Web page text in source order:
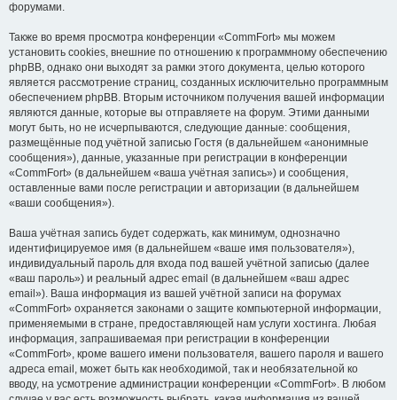
форумами.
Также во время просмотра конференции «CommFort» мы можем
установить cookies, внешние по отношению к программному обеспечению
phpBB, однако они выходят за рамки этого документа, целью которого
является рассмотрение страниц, созданных исключительно программным
обеспечением phpBB. Вторым источником получения вашей информации
являются данные, которые вы отправляете на форум. Этими данными
могут быть, но не исчерпываются, следующие данные: сообщения,
размещённые под учётной записью Гостя (в дальнейшем «анонимные
сообщения»), данные, указанные при регистрации в конференции
«CommFort» (в дальнейшем «ваша учётная запись») и сообщения,
оставленные вами после регистрации и авторизации (в дальнейшем
«ваши сообщения»).
Ваша учётная запись будет содержать, как минимум, однозначно
идентифицируемое имя (в дальнейшем «ваше имя пользователя»),
индивидуальный пароль для входа под вашей учётной записью (далее
«ваш пароль») и реальный адрес email (в дальнейшем «ваш адрес
email»). Ваша информация из вашей учётной записи на форумах
«CommFort» охраняется законами о защите компьютерной информации,
применяемыми в стране, предоставляющей нам услуги хостинга. Любая
информация, запрашиваемая при регистрации в конференции
«CommFort», кроме вашего имени пользователя, вашего пароля и вашего
адреса email, может быть как необходимой, так и необязательной ко
вводу, на усмотрение администрации конференции «CommFort». В любом